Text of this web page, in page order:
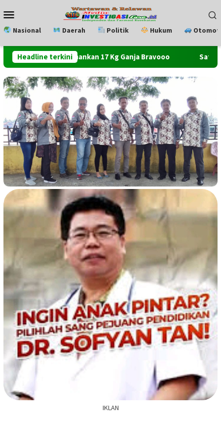
ke
kontenMobile
Nasional Daerah Politik Hukum
Headline terkini
Amankan 17 Kg Ganja Bravooo Satu Toko
IKLAN